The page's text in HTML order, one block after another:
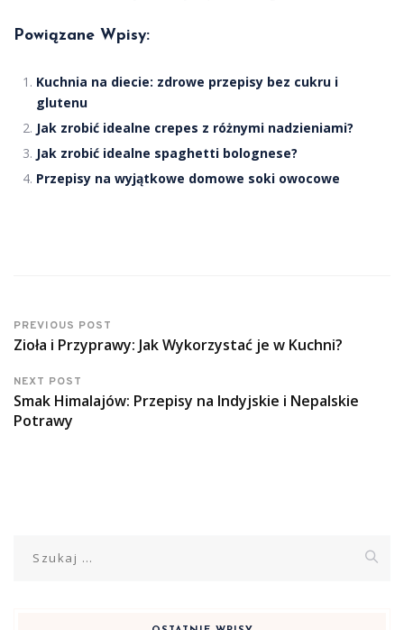
Powiązane Wpisy:
Kuchnia na diecie: zdrowe przepisy bez cukru i
glutenu
Jak zrobić idealne crepes z różnymi nadzieniami?
Jak zrobić idealne spaghetti bolognese?
Przepisy na wyjątkowe domowe soki owocowe
PREVIOUS POST
Zioła i Przyprawy: Jak Wykorzystać je w Kuchni?
NEXT POST
Smak Himalajów: Przepisy na Indyjskie i Nepalskie
Potrawy